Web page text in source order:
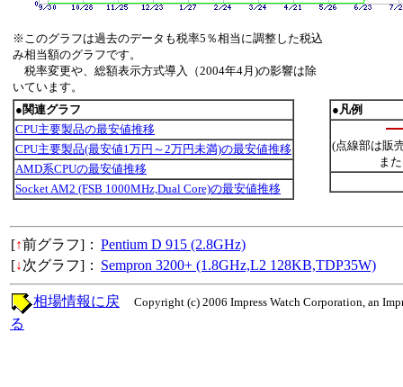
※このグラフは過去のデータも税率5％相当に調整した税込
み相当額のグラフです。
税率変更や、総額表示方式導入（2004年4月)の影響は除
いています。
●関連グラフ
CPU主要製品の最安値推移
CPU主要製品(最安値1万円～2万円未満)の最安値推移
AMD系CPUの最安値推移
Socket AM2 (FSB 1000MHz,Dual Core)の最安値推移
●凡例
(点線部は販
ま
[↑前グラフ]： Pentium D 915 (2.8GHz)
[↓次グラフ]： Sempron 3200+ (1.8GHz,L2 128KB,TDP35W)
Copyright (c) 2006 Impress Watch Corporation, an
相場情報に戻
る